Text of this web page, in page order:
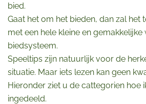
bied.
Gaat het om het bieden, dan zal het
met een hele kleine en gemakkelijke
biedsysteem.
Speeltips zijn natuurlijk voor de
situatie. Maar iets lezen kan geen
Hieronder ziet u de cattegorien hoe
ingedeeld.